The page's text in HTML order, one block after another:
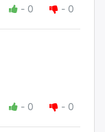
- 0 - 0
- 0 - 0